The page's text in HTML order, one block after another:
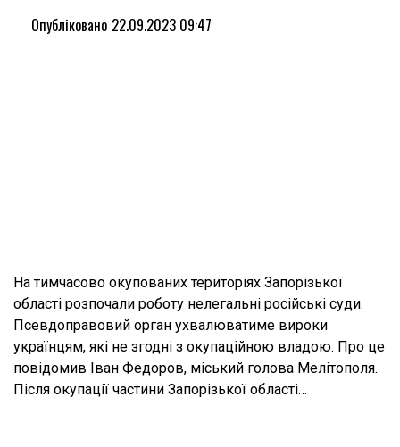
Опубліковано 22.09.2023 09:47
На тимчасово окупованих територіях Запорізької
області розпочали роботу нелегальні російські суди.
Псевдоправовий орган ухвалюватиме вироки
українцям, які не згодні з окупаційною владою. Про це
повідомив Іван Федоров, міський голова Мелітополя.
Після окупації частини Запорізької області…